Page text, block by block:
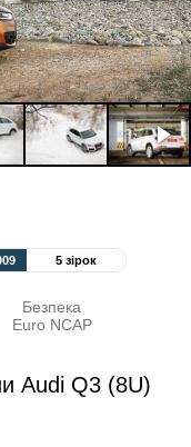
5 зірок
Безпека
Euro NCAP
Audi Q3 (8U)